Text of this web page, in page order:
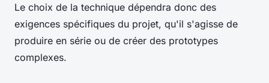
Le choix de la technique dépendra donc des
exigences spécifiques du projet, qu'il s'agisse de
produire en série ou de créer des prototypes
complexes.